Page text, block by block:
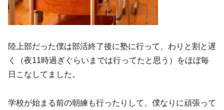
陸上部だった僕は部活終了後に塾に行って、わりと割と遅
く（夜11時過ぎぐらいまでは行ってたと思う）をほぼ毎
日こなしてました。
学校が始まる前の朝練も行ったりして、僕なりに頑張って